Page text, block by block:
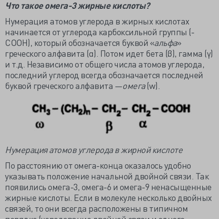
Что такое омега-3 жирные кислоты?
Нумерация атомов углерода в жирных кислотах
начинается от углерода карбоксильной группы (-
COOH), который обозначается буквой «альфа»
греческого алфавита (α). Потом идет бета (β), гамма (γ)
и т.д. Независимо от общего числа атомов углерода,
последний углерод всегда обозначается последней
буквой греческого алфавита —омега(w).
Нумерация атомов углерода в жирной кислоте
По расстоянию от омега-конца оказалось удобно
указывать положение начальной двойной связи. Так
появились омега-3, омега-6 и омега-9 ненасыщенные
жирные кислоты. Если в молекуле несколько двойных
связей, то они всегда расположены в типичном